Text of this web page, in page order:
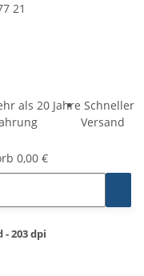
21
als 20 Jahre Schneller
Versand
0,00 €
- 203 dpi